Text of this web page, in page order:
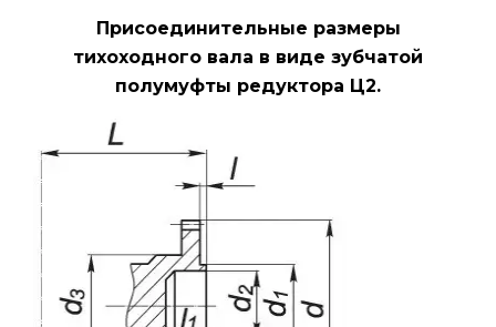
Присоединительные размеры
тихоходного вала в виде зубчатой
полумуфты редуктора Ц2.